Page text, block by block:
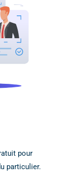
pour
particulier.